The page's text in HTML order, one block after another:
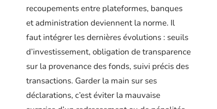
recoupements entre plateformes, banques
et administration deviennent la norme. Il
faut intégrer les dernières évolutions : seuils
d’investissement, obligation de transparence
sur la provenance des fonds, suivi précis des
transactions. Garder la main sur ses
déclarations, c’est éviter la mauvaise